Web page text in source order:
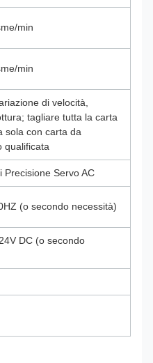
min
min
di velocità,
tagliare tutta la carta
sola con carta da
qualificata
Precisione Servo AC
(o secondo necessità)
DC (o secondo